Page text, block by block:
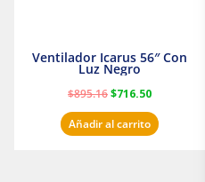
Ventilador Icarus 56″ Con
Luz Negro
$895.16$716.50
Añadir al carrito